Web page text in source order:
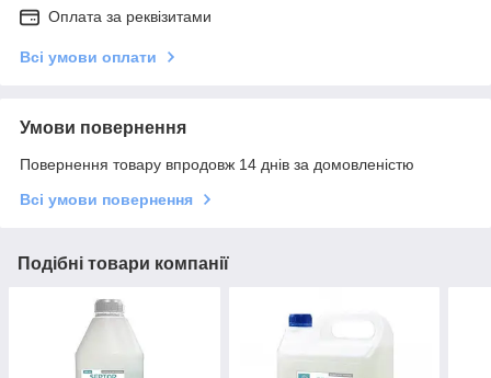
Оплата за реквізитами
Всі умови оплати
Умови повернення
Повернення товару впродовж 14 днів за домовленістю
Всі умови повернення
Подібні товари компанії